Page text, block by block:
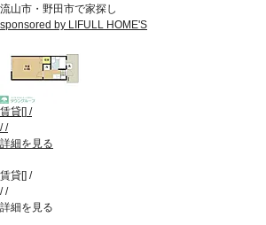
流山市・野田市で家探し
sponsored by LIFULL HOME'S
賃貸[] /
//
詳細を見る
賃貸[] /
//
詳細を見る